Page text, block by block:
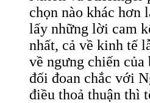
chọn nào khác hơn
lấy những lời cam
nhất, cả về kinh tế
về ngưng chiến
đối đoan chắc với
điều thoả thuận thì